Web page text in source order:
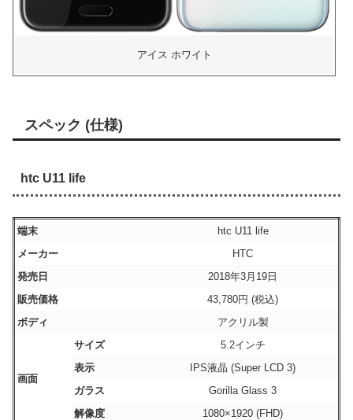
アイス ホワイト
スペック (仕様)
htc U11 life
端末
htc U11 life
メーカー
HTC
発売日
2018年3月19日
販売価格
43,780円 (税込)
ボディ
アクリル製
画面
サイズ
5.2インチ
表示
IPS液晶 (Super LCD 3)
ガラス
Gorilla Glass 3
解像度
1080×1920 (FHD)